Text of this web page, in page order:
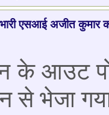
एसआई अजीत कुमार
के आउट
से भेजा